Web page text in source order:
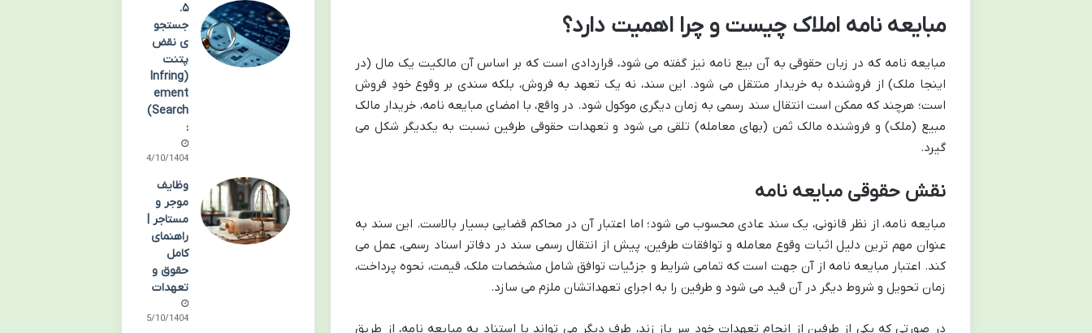
مبایعه نامه املاک چیست و چرا اهمیت دارد؟
مبایعه نامه که در زبان حقوقی به آن بیع نامه نیز گفته می شود، قراردادی است که بر اساس آن مالکیت یک مال (در
اینجا ملک) از فروشنده به خریدار منتقل می شود. این سند، نه یک تعهد به فروش، بلکه سندی بر وقوع خودِ فروش
است؛ هرچند که ممکن است انتقال سند رسمی به زمان دیگری موکول شود. در واقع، با امضای مبایعه نامه، خریدار مالک
مبیع (ملک) و فروشنده مالک ثمن (بهای معامله) تلقی می شود و تعهدات حقوقی طرفین نسبت به یکدیگر شکل می
گیرد.
نقش حقوقی مبایعه نامه
مبایعه نامه، از نظر قانونی، یک سند عادی محسوب می شود؛ اما اعتبار آن در محاکم قضایی بسیار بالاست. این سند به
عنوان مهم ترین دلیل اثبات وقوع معامله و توافقات طرفین، پیش از انتقال رسمی سند در دفاتر اسناد رسمی، عمل می
کند. اعتبار مبایعه نامه از آن جهت است که تمامی شرایط و جزئیات توافق شامل مشخصات ملک، قیمت، نحوه پرداخت،
زمان تحویل و شروط دیگر در آن قید می شود و طرفین را به اجرای تعهداتشان ملزم می سازد.
در صورتی که یکی از طرفین از انجام تعهدات خود سر باز زند، طرف دیگر می تواند با استناد به مبایعه نامه، از طریق
۵.
جستجو
ی نقض
پتنت
(Infring
ement
Search)
:
14/10/1404
وظایف
موجر و
مستاجر |
راهنمای
کامل
حقوق و
تعهدات
05/10/1404